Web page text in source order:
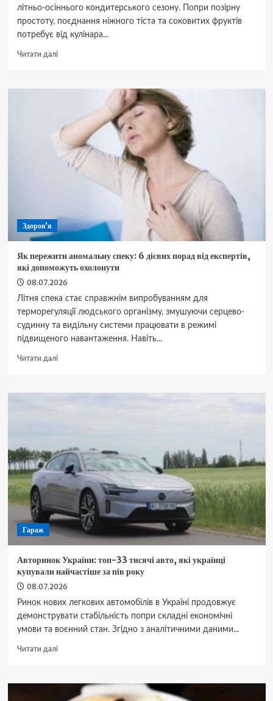
літньо-осіннього кондитерського сезону. Попри позірну
простоту, поєднання ніжного тіста та соковитих фруктів
потребує від кулінара...
Читати даліДокладніше
ідеального
приготувати
найпишнішу
та
найсоковитішу
Здоров'я
Як пережити аномальну спеку: 6 дієвих порад від експертів,
які допоможуть охолонути
08.07.2026
Літня спека стає справжнім випробуванням для
терморегуляції людського організму, змушуючи серцево-
судинну та видільну системи працювати в режимі
підвищеного навантаження. Навіть...
Читати даліДокладніше
пережити
порад
від
експертів,
які
допоможуть
охолонути
Гараж
Авторинок України: топ-33 тисячі авто, які українці
купували найчастіше за пів року
08.07.2026
Ринок нових легкових автомобілів в Україні продовжує
демонструвати стабільність попри складні економічні
умови та воєнний стан. Згідно з аналітичними даними...
Читати даліДокладніше
України:
топ-33